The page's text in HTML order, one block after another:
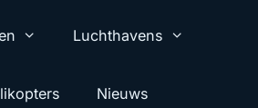
Luchthavens
Nieuws